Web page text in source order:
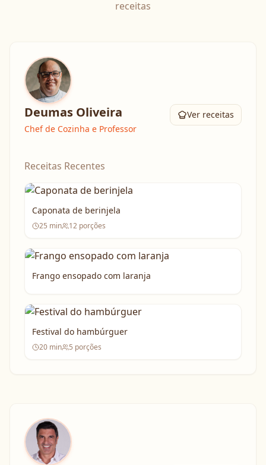
receitas
Deumas Oliveira
Chef de Cozinha e Professor
Ver receitas
Receitas Recentes
Caponata de berinjela
25 min 12 porções
Frango ensopado com laranja
Festival do hambúrguer
20 min 5 porções